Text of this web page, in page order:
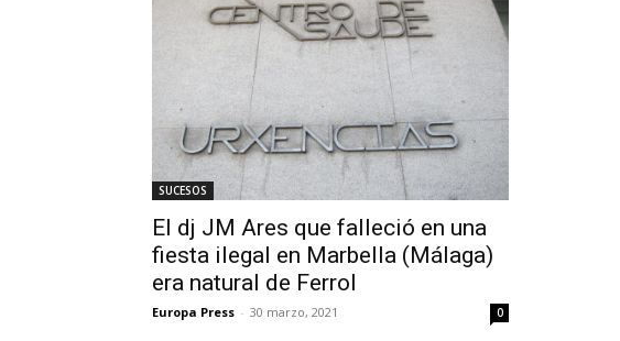
SUCESOS
El dj JM Ares que falleció en una
fiesta ilegal en Marbella (Málaga)
era natural de Ferrol
Europa Press - 30 marzo, 2021 0